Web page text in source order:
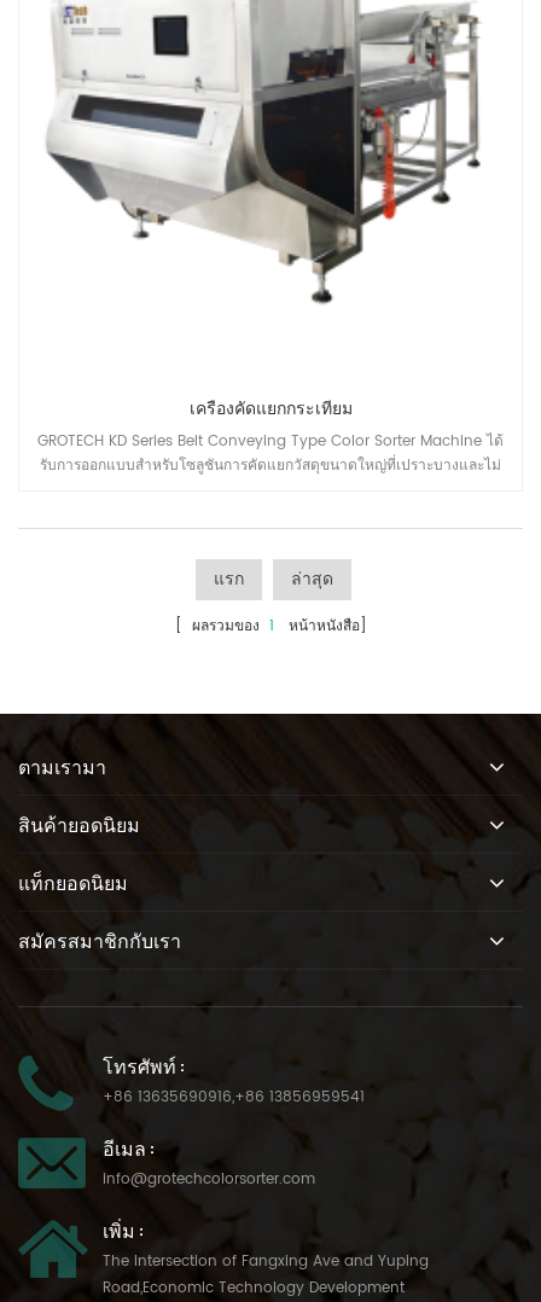
เครื่องคัดแยกกระเทียม
GROTECH KD Series Belt Conveying Type Color Sorter Machine ได้
รับการออกแบบสำหรับโซลูชันการคัดแยกวัสดุขนาดใหญ่ที่เปราะบางและไม่
แรก ล่าสุด
[ ผลรวมของ 1 หน้าหนังสือ]
ตามเรามา
สินค้ายอดนิยม
แท็กยอดนิยม
สมัครสมาชิกกับเรา
โทรศัพท์ :
+86 13635690916,+86 13856959541
อีเมล :
info@grotechcolorsorter.com
เพิ่ม :
The Intersection of Fangxing Ave and Yuping
Road,Economic Technology Development